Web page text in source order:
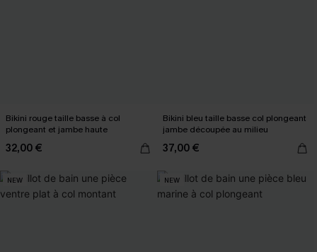
Bikini rouge taille basse à col
plongeant et jambe haute
32,00 €
Bikini bleu taille basse col plongeant
jambe découpée au milieu
37,00 €
NEW NEW